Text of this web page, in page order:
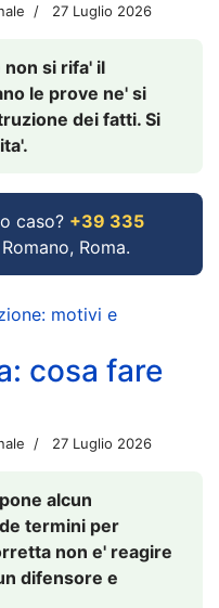
27 Luglio 2026
si rifa' il
le prove ne' si
dei fatti. Si
caso? +39 335
Roma.
motivi e
cosa fare
27 Luglio 2026
alcun
termini per
non e' reagire
difensore e